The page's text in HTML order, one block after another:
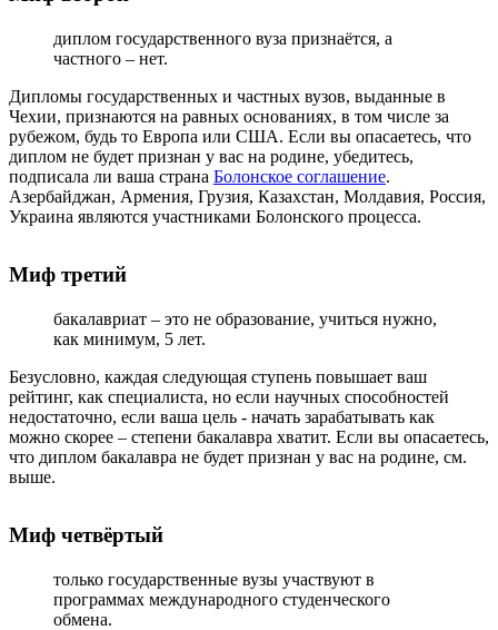
диплом государственного вуза признаётся, а
частного – нет.
Дипломы государственных и частных вузов, выданные в
Чехии, признаются на равных основаниях, в том числе за
рубежом, будь то Европа или США. Если вы опасаетесь, что
диплом не будет признан у вас на родине, убедитесь,
подписала ли ваша страна Болонское соглашение.
Азербайджан, Армения, Грузия, Казахстан, Молдавия, Россия,
Украина являются участниками Болонского процесса.
Миф третий
бакалавриат – это не образование, учиться нужно,
как минимум, 5 лет.
Безусловно, каждая следующая ступень повышает ваш
рейтинг, как специалиста, но если научных способностей
недостаточно, если ваша цель - начать зарабатывать как
можно скорее – степени бакалавра хватит. Если вы опасаетесь,
что диплом бакалавра не будет признан у вас на родине, см.
выше.
Миф четвёртый
только государственные вузы участвуют в
программах международного студенческого
обмена.